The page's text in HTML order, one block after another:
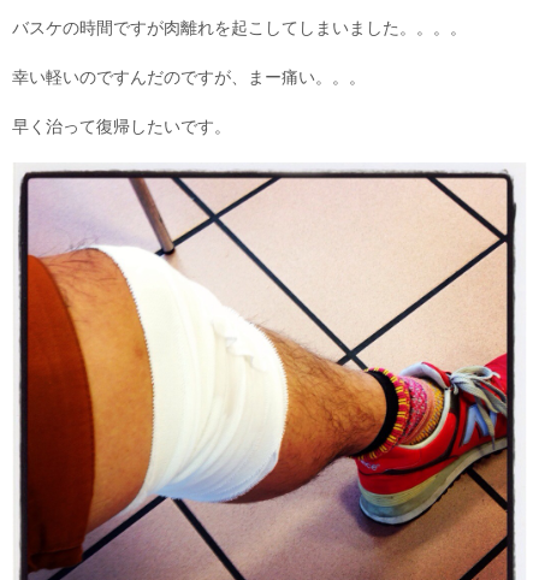
Contact
バスケの時間ですが肉離れを起こしてしまいました。。。。
幸い軽いのですんだのですが、まー痛い。。。
早く治って復帰したいです。